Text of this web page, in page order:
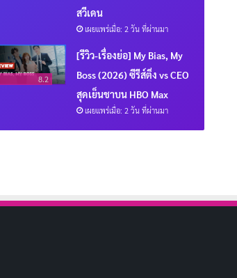
สวีเดน
เผยแพร่เมื่อ: 2 วัน ที่ผ่านมา
8.2
[รีวิว-เรื่องย่อ] My Bias, My
Boss (2026) ซีรีส์ติ่ง vs CEO
สุดเย็นชาบน HBO Max
เผยแพร่เมื่อ: 2 วัน ที่ผ่านมา